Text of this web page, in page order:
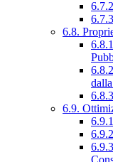
6.8.
6.9.